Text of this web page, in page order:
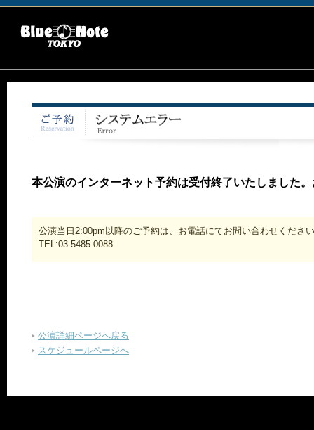
本公演のインターネット予約は受付終了いたしました
公演当日2:00pm以降のご予約は、お電話にてお問い合わせくださ
TEL:03-5485-0088
公演詳細ページへ戻る
スケジュールページへ